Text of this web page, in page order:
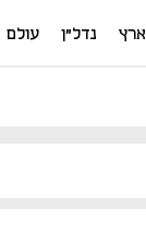
נדל"ן עולם